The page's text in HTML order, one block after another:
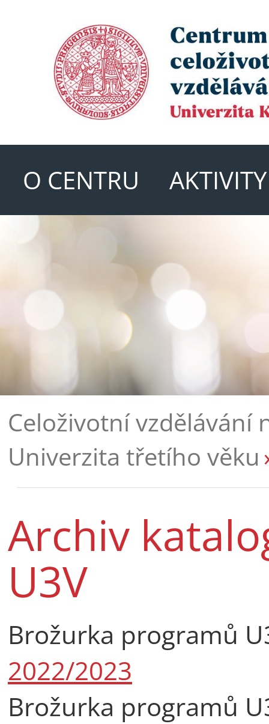
O CENTRU
Celoživotní vzdělávání
Univerzita třetího věku
Archiv
U3V
Brožurka programů
2022/2023
Brožurka programů